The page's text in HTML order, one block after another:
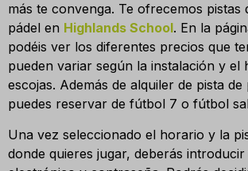
más te convenga. Te ofrecemos pistas
pádel en Highlands School. En la
podéis ver los diferentes precios que
pueden variar según la instalación y el
escojas. Además de alquiler de pista de
puedes reservar de fútbol 7 o fútbol
Una vez seleccionado el horario y la
donde quieres jugar, deberás